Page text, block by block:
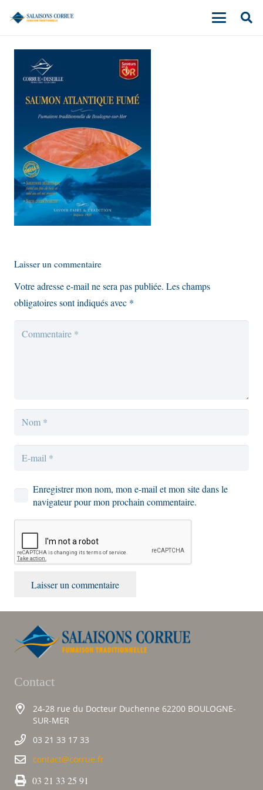
Laisser un commentaire
Votre adresse e-mail ne sera pas publiée. Les champs
obligatoires sont indiqués avec *
Enregistrer mon nom, mon e-mail et mon site dans le
navigateur pour mon prochain commentaire.
Laisser un commentaire
Contact
24-28 rue du Docteur Duchenne 62200 BOULOGNE-
SUR-MER
03 21 33 17 33
contact@corrue.fr
03 21 33 25 91